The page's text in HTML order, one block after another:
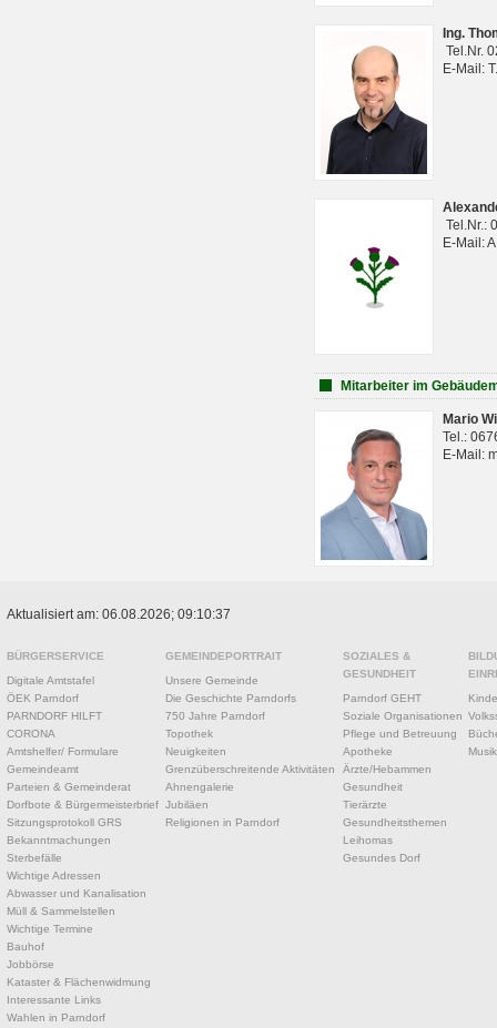
Ing.
Tel.Nr.
E-Mail:
Tel.Nr.:
E-Mail:
Mitarbeiter im
Mario
Tel.:
E-Mail:
Aktualisiert am: 06.08.2026; 09:10:37
BÜRGERSERVICE
Digitale Amtstafel
ÖEK Parndorf
PARNDORF HILFT
CORONA
Amtshelfer/ Formulare
Gemeindeamt
Parteien & Gemeinderat
Dorfbote & Bürgermeisterbrief
Sitzungsprotokoll GRS
Bekanntmachungen
Sterbefälle
Wichtige Adressen
Abwasser und Kanalisation
Müll & Sammelstellen
Wichtige Termine
Bauhof
Jobbörse
Kataster & Flächenwidmung
Interessante Links
Wahlen in Parndorf
GEMEINDEPORTRAIT
Unsere Gemeinde
Die Geschichte Parndorfs
750 Jahre Parndorf
Topothek
Neuigkeiten
Grenzüberschreitende Aktivitäten
Ahnengalerie
Jubiläen
Religionen in Parndorf
SOZIALES &
GESUNDHEIT
Parndorf GEHT
Soziale Organisationen
Pflege und Betreuung
Apotheke
Ärzte/Hebammen
Gesundheit
Tierärzte
Gesundheitsthemen
Leihomas
Gesundes Dorf